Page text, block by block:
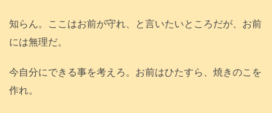
知らん。ここはお前が守れ、と言いたいところだが、お前
には無理だ。
今自分にできる事を考えろ。お前はひたすら、焼きのこを
作れ。